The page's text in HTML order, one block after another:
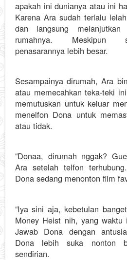
apakah ini dunianya atau ini
Karena Ara sudah terlalu
dan langsung melanjutkan
rumahnya. Meskipun
penasarannya lebih besar.
Sesampainya dirumah, Ara
atau memecahkan teka-teki
memutuskan untuk keluar
menelfon Dona untuk
atau tidak.
“Donaa, dirumah nggak?
Ara setelah telfon
Dona sedang menonton film
“Iya sini aja, kebetulan
Money Heist nih, yang waktu
Jawab Dona dengan
Dona lebih suka nonton
sendirian.